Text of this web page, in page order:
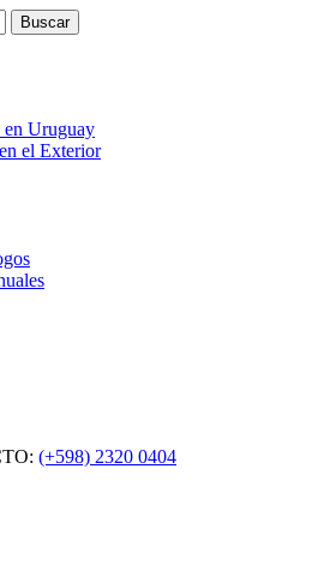
Buscar
en Uruguay
el Exterior
(+598) 2320 0404